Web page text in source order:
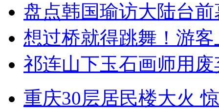
盘点韩国瑜访大陆台
想过桥就得跳舞！游客
祁连山下玉石画师用
重庆30层居民楼大火